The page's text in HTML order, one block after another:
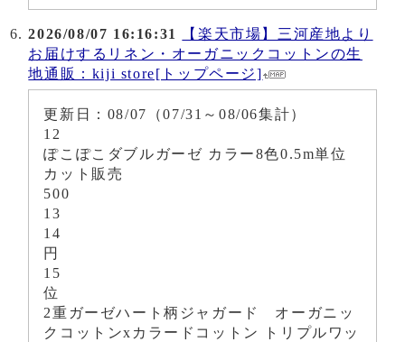
2026/08/07 16:16:31
【楽天市場】三河産地より
お届けするリネン・オーガニックコットンの生
地通販：kiji store[トップページ]
更新日：08/07（07/31～08/06集計）
12
ぽこぽこダブルガーゼ カラー8色0.5m単位
カット販売
500
13
14
円
15
位
2重ガーゼハート柄ジャガード オーガニッ
クコットンxカラードコットン トリプルワッ